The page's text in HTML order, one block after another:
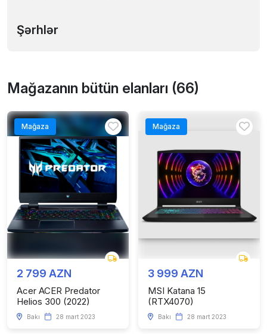
Şərhlər
Mağazanın bütün elanları (66)
Mağaza
2 799 AZN
Acer ACER Predator
Helios 300 (2022)
Bakı 28 mart 2023
Mağaza
3 999 AZN
MSI Katana 15
(RTX4070)
Bakı 28 mart 2023